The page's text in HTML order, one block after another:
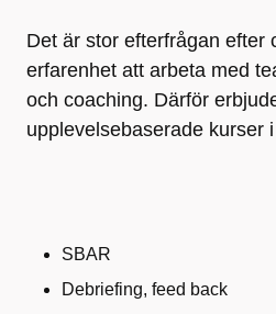
Det är stor efterfrågan efter
erfarenhet att arbeta med
och coaching. Därför
upplevelsebaserade kurser
SBAR
Debriefing, feed back